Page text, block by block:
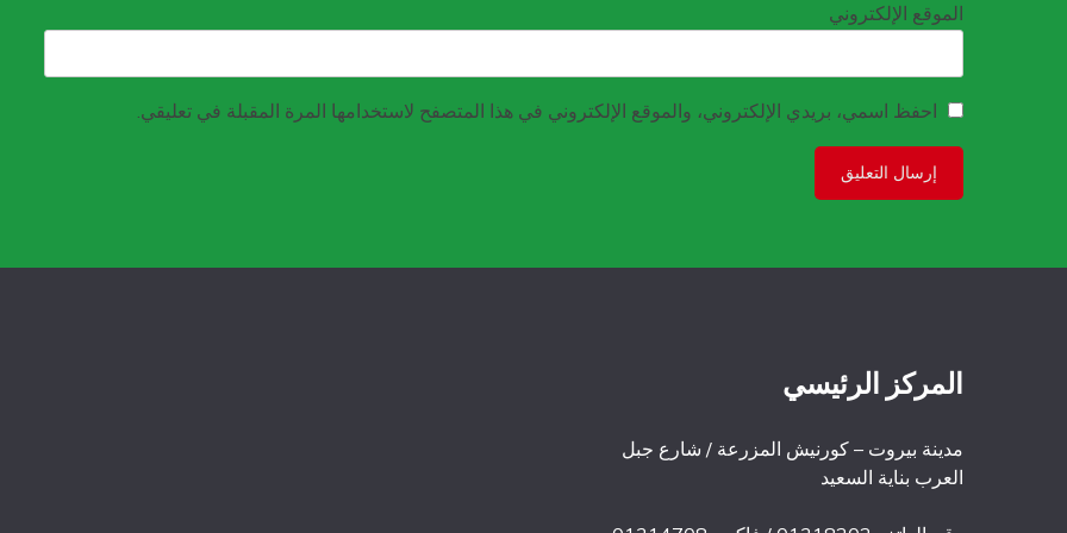
الموقع الإلكتروني
احفظ اسمي، بريدي الإلكتروني، والموقع الإلكتروني في هذا المتصفح لاستخدامها المرة المقبلة في تعليقي.
المركز الرئيسي
مدينة بيروت – كورنيش المزرعة / شارع جبل
العرب بناية السعيد